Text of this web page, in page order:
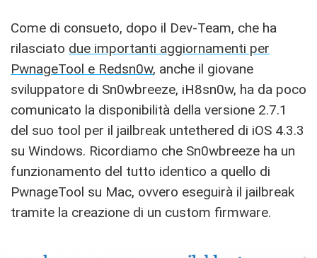
Come di consueto, dopo il Dev-Team, che ha
rilasciato due importanti aggiornamenti per
PwnageTool e Redsn0w, anche il giovane
sviluppatore di Sn0wbreeze, iH8sn0w, ha da poco
comunicato la disponibilità della versione 2.7.1
del suo tool per il jailbreak untethered di iOS 4.3.3
su Windows. Ricordiamo che Sn0wbreeze ha un
funzionamento del tutto identico a quello di
PwnageTool su Mac, ovvero eseguirà il jailbreak
tramite la creazione di un custom firmware.